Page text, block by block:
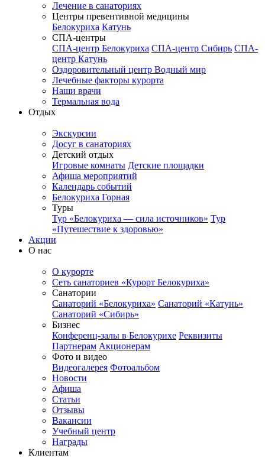
Лечение в санаториях
Центры превентивной медицины
Белокуриха Катунь
СПА-центры
СПА-центр Белокуриха СПА-центр Сибирь СПА-
центр Катунь
Оздоровительный центр Водный мир
Лечебные факторы курорта
Наши врачи
Термальная вода
Отдых
Экскурсии
Досуг в санаториях
Детский отдых
Игровые комнаты Детские площадки
Афиша мероприятий
Календарь событий
Белокуриха Горная
Туры
Тур «Белокуриха — сила источников» Тур
«Путешествие к здоровью»
Акции
О нас
О курорте
Сеть санаториев «Курорт Белокуриха»
Санатории
Санаторий «Белокуриха» Санаторий «Катунь»
Санаторий «Сибирь»
Бизнес
Конференц-залы в Белокурихе Реквизиты
Партнерам Акционерам
Фото и видео
Видеогалерея Фотоальбом
Новости
Афиша
Статьи
Отзывы
Вакансии
Учебный центр
Награды
Клиентам